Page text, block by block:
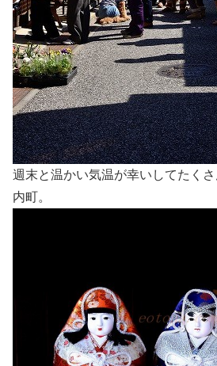
週末と温かい気温が幸いしてたく
内町。